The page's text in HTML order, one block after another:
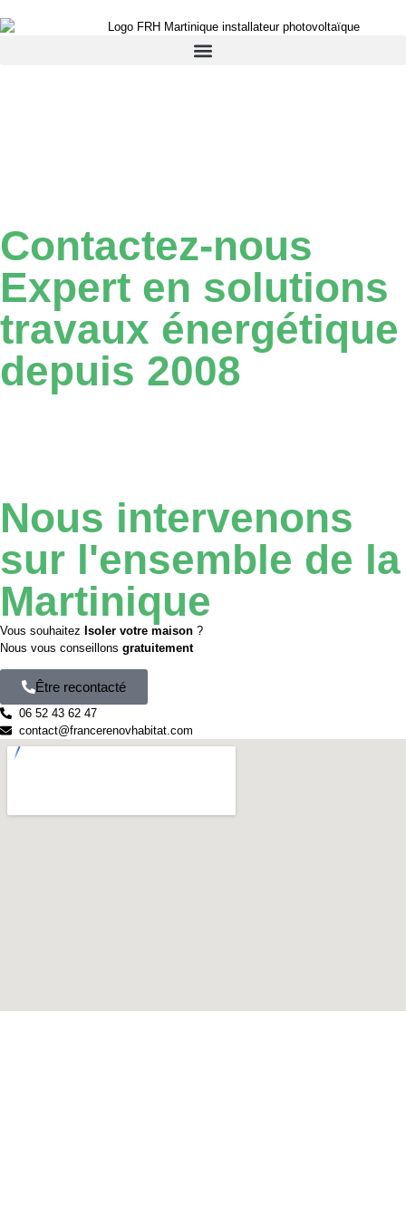
Contactez-nous
Expert en solutions
travaux énergétique
depuis 2008
Nous intervenons
sur l'ensemble de la
Martinique
Vous souhaitez Isoler votre maison ?
Nous vous conseillons gratuitement
Être recontacté
06 52 43 62 47
contact@francerenovhabitat.com